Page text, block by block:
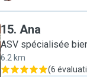
15. Ana
ASV spécialisée
6.2 km
(6